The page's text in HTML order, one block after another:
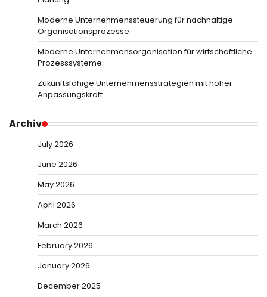
Moderne Unternehmenssteuerung für nachhaltige
Organisationsprozesse
Moderne Unternehmensorganisation für wirtschaftliche
Prozesssysteme
Zukunftsfähige Unternehmensstrategien mit hoher
Anpassungskraft
Archiv
July 2026
June 2026
May 2026
April 2026
March 2026
February 2026
January 2026
December 2025